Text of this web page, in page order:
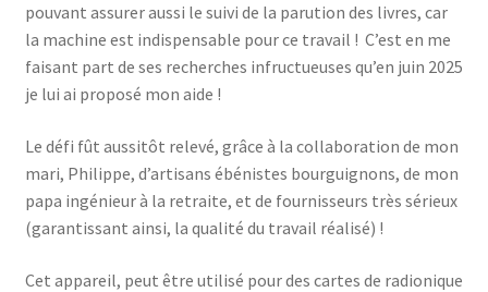
pouvant assurer aussi le suivi de la parution des livres, car
la machine est indispensable pour ce travail ! C’est en me
faisant part de ses recherches infructueuses qu’en juin 2025
je lui ai proposé mon aide !
Le défi fût aussitôt relevé, grâce à la collaboration de mon
mari, Philippe, d’artisans ébénistes bourguignons, de mon
papa ingénieur à la retraite, et de fournisseurs très sérieux
(garantissant ainsi, la qualité du travail réalisé) !
Cet appareil, peut être utilisé pour des cartes de radionique